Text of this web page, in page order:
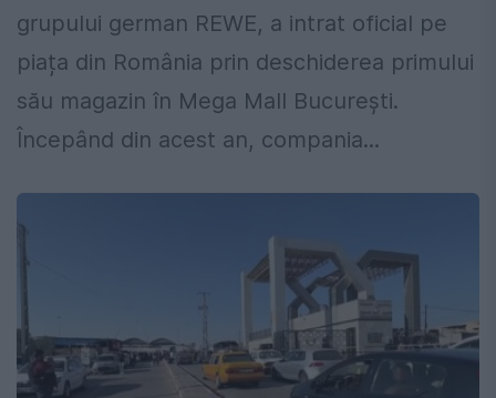
grupului german REWE, a intrat oficial pe
piața din România prin deschiderea primului
său magazin în Mega Mall București.
Începând din acest an, compania...